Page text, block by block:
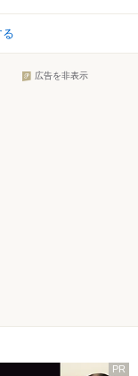
広告を非表示
PR